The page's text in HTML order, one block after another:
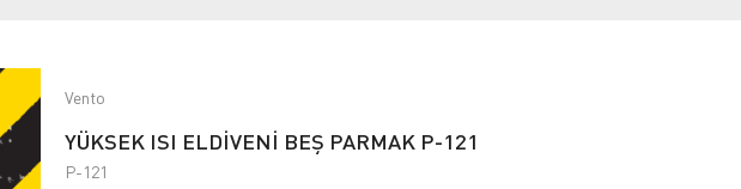
Vento
YÜKSEK ISI ELDİVENİ BEŞ PARMAK P-121
P-121